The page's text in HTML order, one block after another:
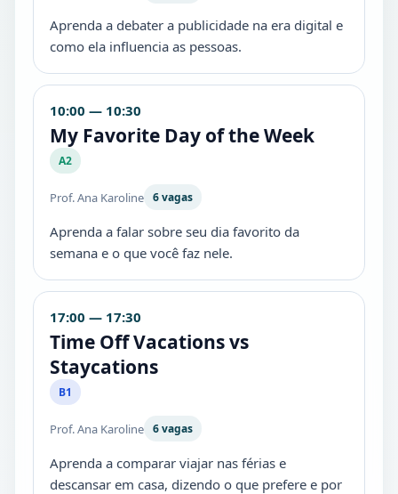
Aprenda a debater a publicidade na era digital e
como ela influencia as pessoas.
10:00 — 10:30
My Favorite Day of the Week
A2
Prof. Ana Karoline 6 vagas
Aprenda a falar sobre seu dia favorito da
semana e o que você faz nele.
17:00 — 17:30
Time Off Vacations vs
Staycations
B1
Prof. Ana Karoline 6 vagas
Aprenda a comparar viajar nas férias e
descansar em casa, dizendo o que prefere e por